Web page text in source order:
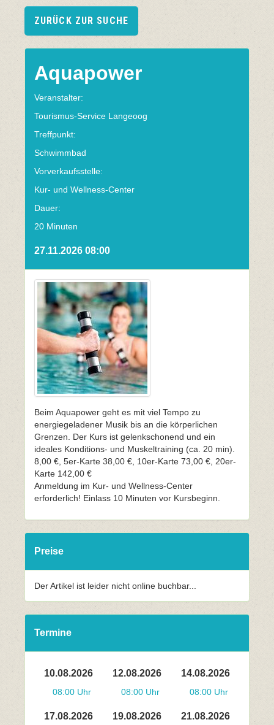
ZURÜCK ZUR SUCHE
Aquapower
Veranstalter:
Tourismus-Service Langeoog
Treffpunkt:
Schwimmbad
Vorverkaufsstelle:
Kur- und Wellness-Center
Dauer:
20 Minuten
27.11.2026 08:00
Beim Aquapower geht es mit viel Tempo zu
energiegeladener Musik bis an die körperlichen
Grenzen. Der Kurs ist gelenkschonend und ein
ideales Konditions- und Muskeltraining (ca. 20 min).
8,00 €, 5er-Karte 38,00 €, 10er-Karte 73,00 €, 20er-
Karte 142,00 €
Anmeldung im Kur- und Wellness-Center
erforderlich! Einlass 10 Minuten vor Kursbeginn.
Preise
Der Artikel ist leider nicht online buchbar...
Termine
10.08.2026
08:00 Uhr
12.08.2026
08:00 Uhr
14.08.2026
08:00 Uhr
17.08.2026 19.08.2026 21.08.2026